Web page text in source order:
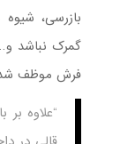
بازرسی،
گمرک نباشد
فرش موظف
“علاوه